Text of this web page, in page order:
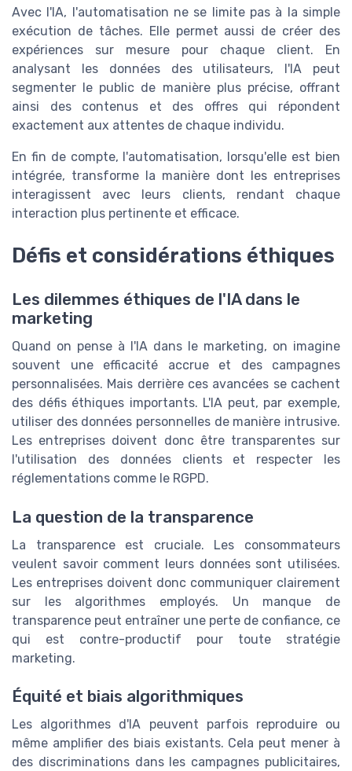
Avec l'IA, l'automatisation ne se limite pas à la simple
exécution de tâches. Elle permet aussi de créer des
expériences sur mesure pour chaque client. En
analysant les données des utilisateurs, l'IA peut
segmenter le public de manière plus précise, offrant
ainsi des contenus et des offres qui répondent
exactement aux attentes de chaque individu.
En fin de compte, l'automatisation, lorsqu'elle est bien
intégrée, transforme la manière dont les entreprises
interagissent avec leurs clients, rendant chaque
interaction plus pertinente et efficace.
Défis et considérations éthiques
Les dilemmes éthiques de l'IA dans le
marketing
Quand on pense à l'IA dans le marketing, on imagine
souvent une efficacité accrue et des campagnes
personnalisées. Mais derrière ces avancées se cachent
des défis éthiques importants. L'IA peut, par exemple,
utiliser des données personnelles de manière intrusive.
Les entreprises doivent donc être transparentes sur
l'utilisation des données clients et respecter les
réglementations comme le RGPD.
La question de la transparence
La transparence est cruciale. Les consommateurs
veulent savoir comment leurs données sont utilisées.
Les entreprises doivent donc communiquer clairement
sur les algorithmes employés. Un manque de
transparence peut entraîner une perte de confiance, ce
qui est contre-productif pour toute stratégie
marketing.
Équité et biais algorithmiques
Les algorithmes d'IA peuvent parfois reproduire ou
même amplifier des biais existants. Cela peut mener à
des discriminations dans les campagnes publicitaires,